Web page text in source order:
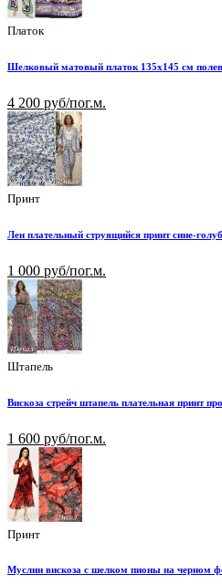
Платок
Шелковый матовый платок 135х145 см
4 200 руб/пог.м.
Принт
Лен плательный струящийся принт сине-
1 000 руб/пог.м.
Штапель
Вискоза стрейч штапель плательная принт
1 600 руб/пог.м.
Принт
Муслин вискоза с шелком пионы на черном